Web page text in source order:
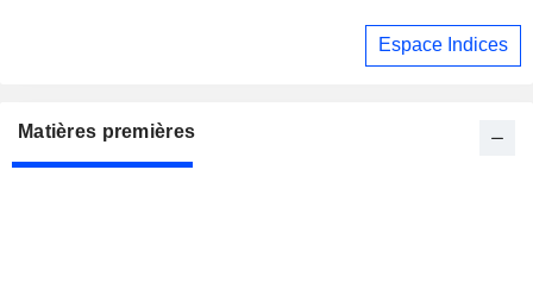
Espace Indices
Matières premières